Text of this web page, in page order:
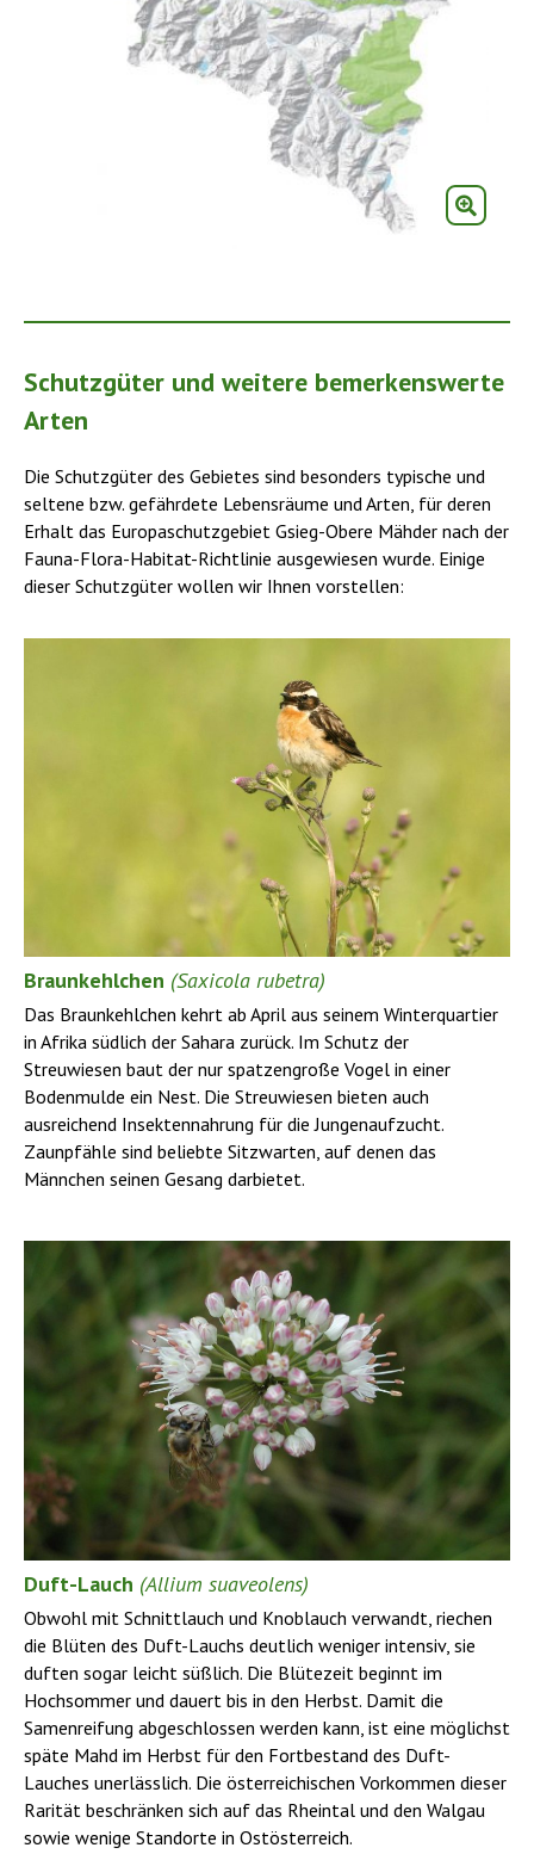
Schutzgüter und weitere bemerkenswerte
Arten
Die Schutzgüter des Gebietes sind besonders typische und
seltene bzw. gefährdete Lebensräume und Arten, für deren
Erhalt das Europaschutzgebiet Gsieg-Obere Mähder nach der
Fauna-Flora-Habitat-Richtlinie ausgewiesen wurde. Einige
dieser Schutzgüter wollen wir Ihnen vorstellen:
Braunkehlchen (Saxicola rubetra)
Das Braunkehlchen kehrt ab April aus seinem Winterquartier
in Afrika südlich der Sahara zurück. Im Schutz der
Streuwiesen baut der nur spatzengroße Vogel in einer
Bodenmulde ein Nest. Die Streuwiesen bieten auch
ausreichend Insektennahrung für die Jungenaufzucht.
Zaunpfähle sind beliebte Sitzwarten, auf denen das
Männchen seinen Gesang darbietet.
Duft-Lauch (Allium suaveolens)
Obwohl mit Schnittlauch und Knoblauch verwandt, riechen
die Blüten des Duft-Lauchs deutlich weniger intensiv, sie
duften sogar leicht süßlich. Die Blütezeit beginnt im
Hochsommer und dauert bis in den Herbst. Damit die
Samenreifung abgeschlossen werden kann, ist eine möglichst
späte Mahd im Herbst für den Fortbestand des Duft-
Lauches unerlässlich. Die österreichischen Vorkommen dieser
Rarität beschränken sich auf das Rheintal und den Walgau
sowie wenige Standorte in Ostösterreich.